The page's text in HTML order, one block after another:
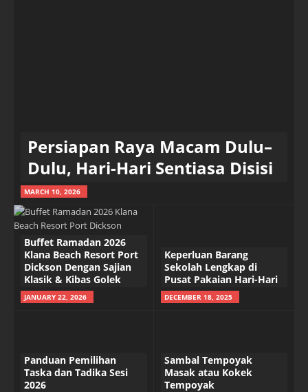
Persiapan Raya Macam Dulu–
Dulu, Hari-Hari Sentiasa Disisi
MARCH 10, 2026
Buffet Ramadan 2026
Klana Beach Resort Port
Dickson Dengan Sajian
Klasik & Kibas Golek
JANUARY 22, 2026
Keperluan Barang
Sekolah Lengkap di
Pusat Pakaian Hari-Hari
DECEMBER 18, 2025
Panduan Pemilihan
Taska dan Tadika Sesi
2026
Sambal Tempoyak
Masak atau Kokek
Tempoyak